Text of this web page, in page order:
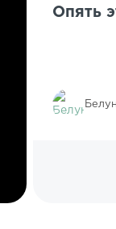
Опять